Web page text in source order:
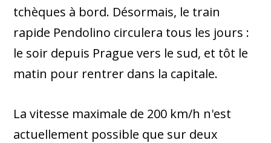
tchèques à bord. Désormais, le train
rapide Pendolino circulera tous les jours :
le soir depuis Prague vers le sud, et tôt le
matin pour rentrer dans la capitale.
La vitesse maximale de 200 km/h n'est
actuellement possible que sur deux